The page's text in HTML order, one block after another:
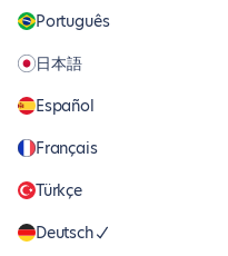
Português
日本語
Español
Français
Türkçe
Deutsch